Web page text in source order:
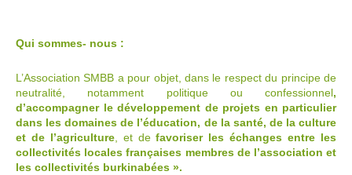
Qui sommes- nous :
L’Association SMBB a pour objet, dans le respect du principe de
neutralité, notamment politique ou confessionnel,
d’accompagner le développement de projets en particulier
dans les domaines de l’éducation, de la santé, de la culture
et de l’agriculture, et defavoriser les échanges entre les
collectivités locales françaises membres de l’association et
les collectivités burkinabées ».